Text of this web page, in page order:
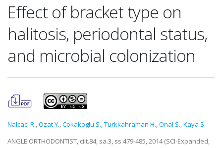
Effect of bracket type on
halitosis, periodontal status,
and microbial colonization
Nalcaci R.,Ozat Y.,Cokakoglu S.,Turkkahraman H.,Onal S.,Kaya S.
ANGLE ORTHODONTIST, cilt.84, sa.3, ss.479-485, 2014 (SCI-Expanded,